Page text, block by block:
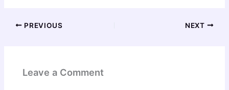
PREVIOUS NEXT
Leave a Comment